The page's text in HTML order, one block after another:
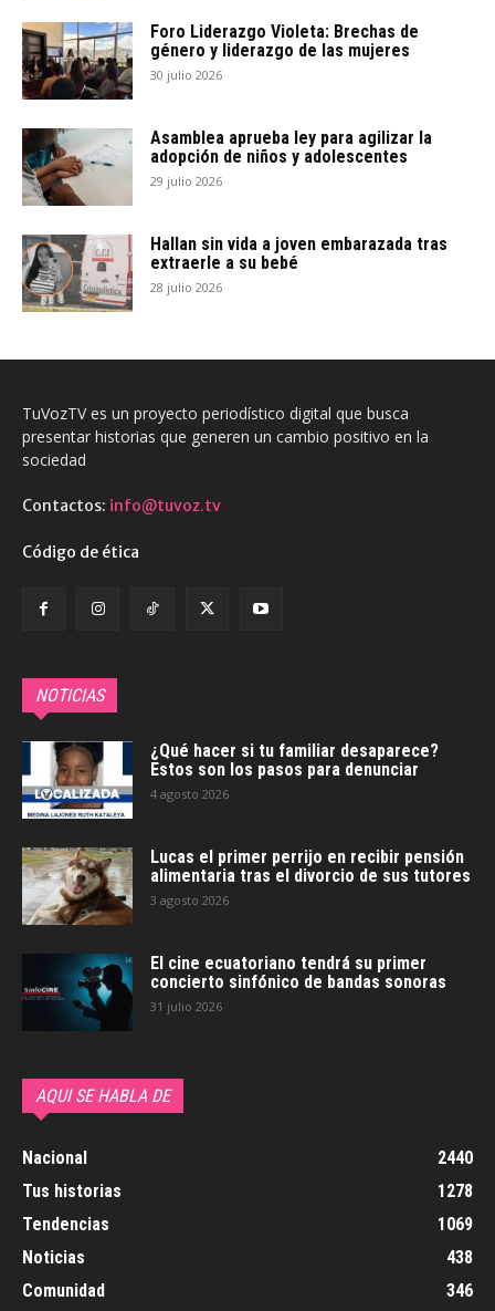
Foro Liderazgo Violeta: Brechas de
género y liderazgo de las mujeres
30 julio 2026
Asamblea aprueba ley para agilizar la
adopción de niños y adolescentes
29 julio 2026
Hallan sin vida a joven embarazada tras
extraerle a su bebé
28 julio 2026
TuVozTV es un proyecto periodístico digital que busca
presentar historias que generen un cambio positivo en la
sociedad
Contactos: info@tuvoz.tv
Código de ética
NOTICIAS
¿Qué hacer si tu familiar desaparece?
Estos son los pasos para denunciar
4 agosto 2026
Lucas el primer perrijo en recibir pensión
alimentaria tras el divorcio de sus tutores
3 agosto 2026
El cine ecuatoriano tendrá su primer
concierto sinfónico de bandas sonoras
31 julio 2026
AQUI SE HABLA DE
Nacional
2440
Tus historias
1278
Tendencias
1069
Noticias
438
Comunidad
346